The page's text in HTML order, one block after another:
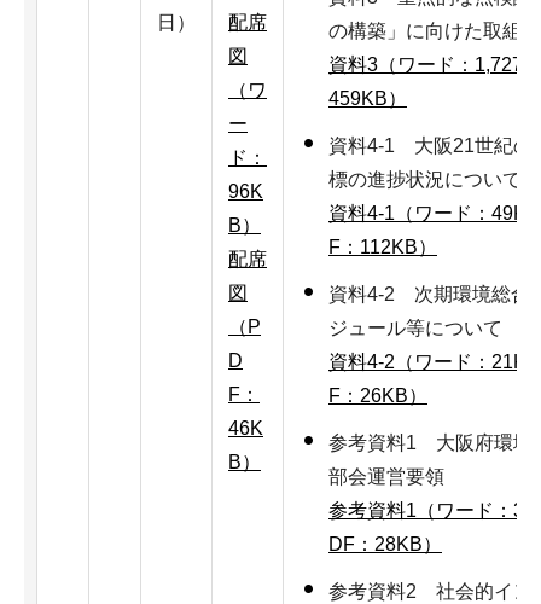
日）
配席
図
（ワ
ー
ド：
96K
B）
配席
図
（P
D
F：
46K
B）
の構築」に向けた取組
資料3（ワード：
459KB）
資料4-1 大阪21世紀の
標の進捗状況について
資料4-1（ワード：
F：112KB）
資料4-2 次期環境総合
ジュール等について
資料4-2（ワード：
F：26KB）
参考資料1 大阪府環境
部会運営要領
参考資料1（ワード：
DF：28KB）
参考資料2 社会的イン